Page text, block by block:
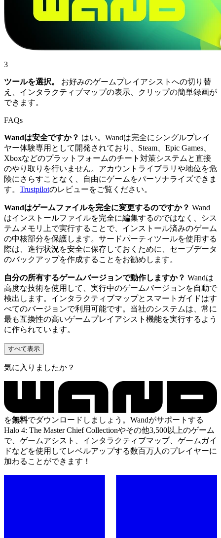
3
ツールを選択。
お好みのゲームプレイアシストへの切り替
え、インタラクティブマップの表示、クリップの簡単録画が
できます。
FAQs
Wandは安全ですか？ はい。Wandは完全にシングルプレイ
ヤー体験専用として開発されており、Steam、Epic Games、
Xboxなどのプラットフォームのチート対策システムと直接
のやり取りを行いません。アカウントライブラリや地位を危
険にさらすことなく、自由にゲームをパーソナライズできま
す。 Trustpilotのレビューをご覧ください。
Wandはゲームファイルを完全に変更するのですか？ Wand
はインストールファイルを完全に編集するのではなく、シス
テムメモリ上で実行することで、インストール済みのゲーム
の中核部分を保護します。サードパーティツールを使用する
際は、進行状況を安全に保存しておくために、セーブデータ
のバックアップを作成することをお勧めします。
自分の所有するゲームバージョンで動作しますか？ Wandは
高度な技術を使用して、実行中のゲームバージョンを自動で
検出します。インタラクティブマップとスマートガイドはす
べてのバージョンで利用可能です。当社のシステムは、常に
最も互換性の高いゲームプレイアシスト機能を実行するよう
に作られています。
すべて表示
気に入りましたか？
を無料でダウンロードしましょう。Wandがサポートする
Halo 4: The Master Chief Collectionやその他3,500以上のゲーム
で、ゲームアシスト、インタラクティブマップ、ゲームガイ
ドなどを使用してレベルアップする数百万人のプレイヤーに
加わることができます！